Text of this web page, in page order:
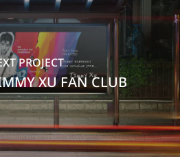
PROJECT
XU FAN CLUB